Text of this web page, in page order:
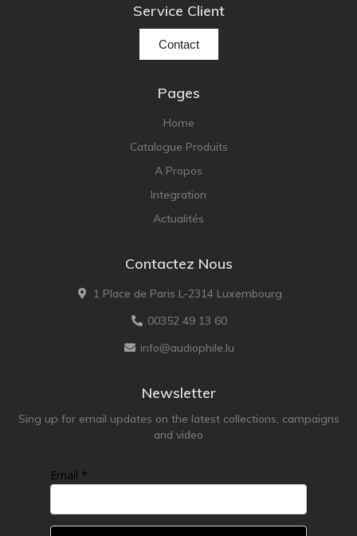
Service Client
Contact
Pages
Home
Catalogue Produits
A Propos
Integration
Actualités
Contactez Nous
1 Place de Paris L-2314 Luxembourg
00352 49 13 60
info@audiophile.lu
Newsletter
Sing up for email updates on the latest collections, campaigns
and video
Email *